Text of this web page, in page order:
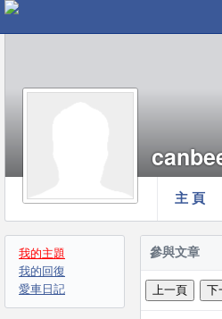
主 頁
我的主題
我的回復
愛車日記
參與文章